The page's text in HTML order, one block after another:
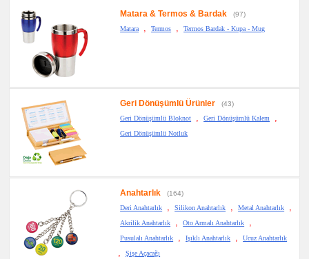
Matara & Termos & Bardak
(97)
Matara
, Termos , Termos Bardak - Kupa - Mug
Geri Dönüşümlü Ürünler
(43)
Geri Dönüşümlü Bloknot
, Geri Dönüşümlü Kalem ,
Geri Dönüşümlü Notluk
Anahtarlık
(164)
Deri Anahtarlık
, Silikon Anahtarlık , Metal Anahtarlık ,
Akrilik Anahtarlık , Oto Armalı Anahtarlık ,
Pusulalı Anahtarlık , Işıklı Anahtarlık , Ucuz Anahtarlık
, Şişe Açacağı
&
Şarj
Kablosu
promosyon
Flash
Bellek
promosyon
Kalem
Seti
promosyon
Kalemlik
promosyon
promosyon
Takvim
&
Bloknot